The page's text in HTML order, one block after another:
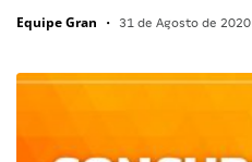
Equipe Gran • 31 de Agosto de 2020